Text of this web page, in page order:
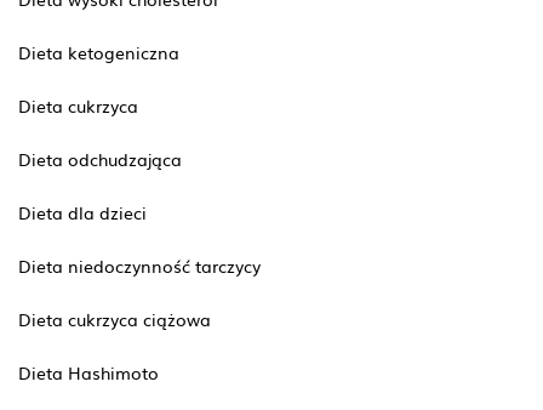
Dieta ketogeniczna
Dieta cukrzyca
Dieta odchudzająca
Dieta dla dzieci
Dieta niedoczynność tarczycy
Dieta cukrzyca ciążowa
Dieta Hashimoto